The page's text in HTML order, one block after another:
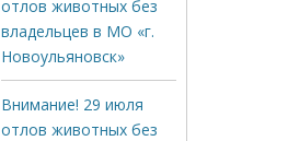
отлов животных без
владельцев в МО «г.
Новоульяновск»
Внимание! 29 июля
отлов животных без